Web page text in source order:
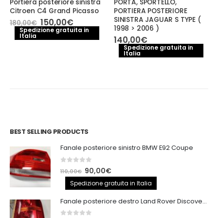
Portiera posteriore sinistra
Citroen C4 Grand Picasso
180,00€ Il
prezzo
originale
150,00€Il
prezzo
attuale
Spedizione gratuita in
Italia
PORTA, SPORTELLO,
PORTIERA POSTERIORE
SINISTRA JAGUAR S TYPE (
1998 > 2006 )
140,00€
Spedizione gratuita in
Italia
BEST SELLING PRODUCTS
Fanale posteriore sinistro BMW E92 Coupe
out of 5
110,00€ Il
prezzo
originale
era:
110,00€.
90,00€Il
prezzo
attuale
è:
Spedizione gratuita in Italia
Fanale posteriore destro Land Rover Discovery 3